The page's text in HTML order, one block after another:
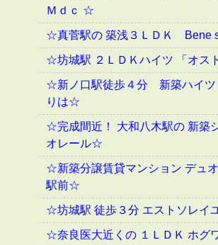
Ｍｄｃ ☆
☆真菅駅の 築浅３ＬＤＫ
☆坊城駅 ２ＬＤＫハイツ 「オス
☆新ノ口駅徒歩４分 新築ハイ
りは☆
☆完成間近！ 大和八木駅の 新築
オレール☆
☆新築分譲賃貸マンション デュ
駅前☆
☆坊城駅 徒歩３分 エストソレイ
☆奈良医大近くの １ＬＤＫ ホグ